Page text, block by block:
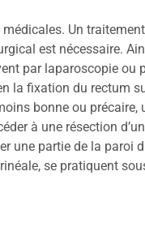
Un
est nécessaire.
par laparoscopie ou
la fixation du rectum
bonne ou précaire,
à une résection
une partie de la paroi
se pratiquent